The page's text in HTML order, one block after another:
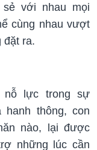
với nhau mọi
cùng nhau vượt
đặt ra.
nỗ lực trong sự
hanh thông, con
nào, lại được
những lúc cần